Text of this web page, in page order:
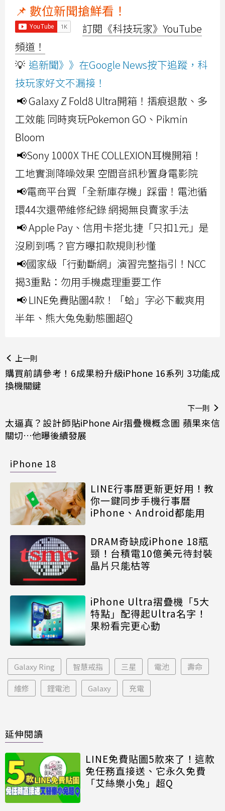
📌 數位新聞搶鮮看！
訂閱《科技玩家》YouTube
頻道！
💡 追新聞》》在Google News按下追蹤，科
技玩家好文不漏接！
📢 Galaxy Z Fold8 Ultra開箱！摺痕退散、多
工效能 同時爽玩Pokemon GO、Pikmin
Bloom
📢Sony 1000X THE COLLEXION耳機開箱！
工地實測降噪效果 空間音訊秒置身電影院
📢電商平台買「全新庫存機」踩雷！電池循
環44次還帶維修紀錄 網揭無良賣家手法
📢 Apple Pay、信用卡搭北捷「只扣1元」是
沒刷到嗎？官方曝扣款規則秒懂
📢國家級「行動斷網」演習完整指引！NCC
揭3重點：勿用手機處理重要工作
📢 LINE免費貼圖4款！「蛤」字必下載爽用
半年、熊大兔兔動態圖超Q
上一則
購買前請參考！6成果粉升級iPhone 16系列 3功能成
換機關鍵
下一則
太逼真？設計師貼iPhone Air摺疊機概念圖 蘋果來信
關切…他曝後續發展
iPhone 18
LINE行事曆更新更好用！教
你一鍵同步手機行事曆
iPhone、Android都能用
DRAM奇缺成iPhone 18瓶
頸！台積電10億美元待封裝
晶片只能枯等
iPhone Ultra摺疊機「5大
特點」配得起Ultra名字！
果粉看完更心動
Galaxy Ring 智慧戒指 三星 電池 壽命
維修 鋰電池 Galaxy 充電
延伸閱讀
LINE免費貼圖5款來了！這款
免任務直接送、它永久免費
「艾絲樂小兔」超Q